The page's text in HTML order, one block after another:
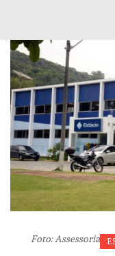
Foto: Assessoria